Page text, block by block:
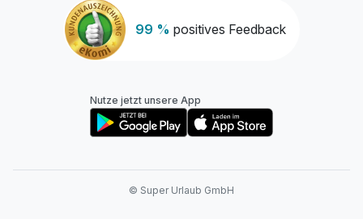
99 % positives Feedback
Nutze jetzt unsere App
© Super Urlaub GmbH